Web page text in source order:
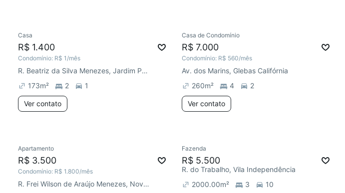
Chegou há 1 dia
Casa
R$ 1.400
Condomínio: R$ 1/mês
R. Beatriz da Silva Menezes, Jardim Parque Jupiá
173m² 2 1
Ver contato
Redecorar
Casa de Condomínio
R$ 7.000
Condomínio: R$ 560/mês
Av. dos Marins, Glebas Califórnia
260m² 4 2
Ver contato
Chegou há 2 dias
Apartamento
R$ 3.500
Condomínio: R$ 1.800/mês
R. Frei Wilson de Araújo Menezes, Nova América
Fazenda
R$ 5.500
R. do Trabalho, Vila Independência
2000.00m² 3 10